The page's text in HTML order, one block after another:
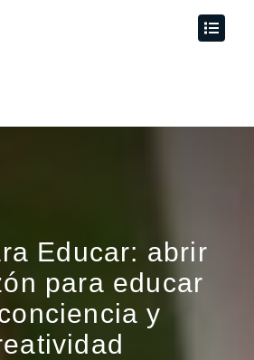
Educar: abrir
para educar
y